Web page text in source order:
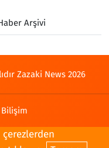
Arşivi
Zazaki News 2026
Bilişim